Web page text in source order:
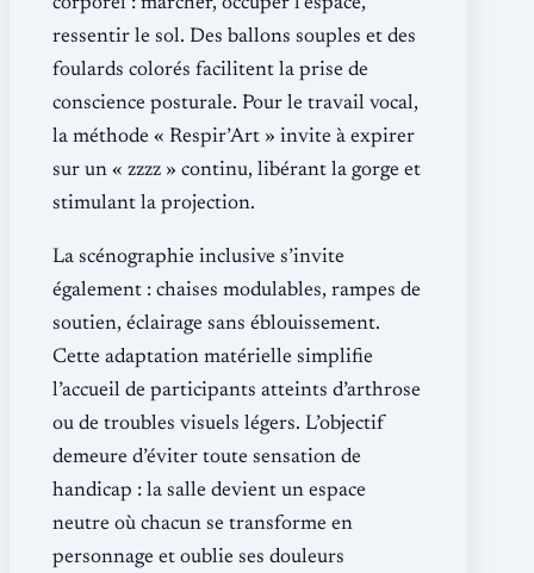
corporel : marcher, occuper l’espace,
ressentir le sol. Des ballons souples et des
foulards colorés facilitent la prise de
conscience posturale. Pour le travail vocal,
la méthode « Respir’Art » invite à expirer
sur un « zzzz » continu, libérant la gorge et
stimulant la projection.
La scénographie inclusive s’invite
également : chaises modulables, rampes de
soutien, éclairage sans éblouissement.
Cette adaptation matérielle simplifie
l’accueil de participants atteints d’arthrose
ou de troubles visuels légers. L’objectif
demeure d’éviter toute sensation de
handicap : la salle devient un espace
neutre où chacun se transforme en
personnage et oublie ses douleurs